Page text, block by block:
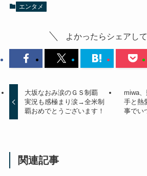
エンタメ
よかったらシェアして
大坂なおみ涙のＧＳ制覇
実況も感極まり涙→全米制
覇おめでとうございます！
miwa
手と熱
事でい
関連記事